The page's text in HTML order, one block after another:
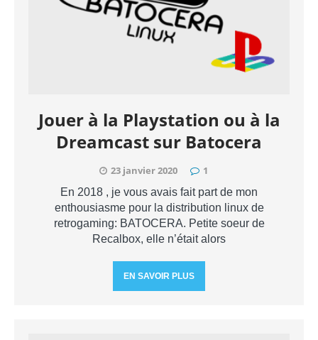
Jouer à la Playstation ou à la
Dreamcast sur Batocera
23 janvier 2020 1
En 2018 , je vous avais fait part de mon
enthousiasme pour la distribution linux de
retrogaming: BATOCERA. Petite soeur de
Recalbox, elle n’était alors
EN SAVOIR PLUS